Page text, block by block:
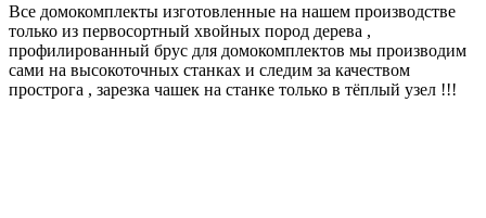
Все домокомплекты изготовленные на нашем производстве
только из первосортный хвойных пород дерева ,
профилированный брус для домокомплектов мы производим
сами на высокоточных станках и следим за качеством
прострога , зарезка чашек на станке только в тёплый узел !!!